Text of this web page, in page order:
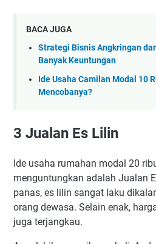
BACA JUGA
Strategi Bisnis Angkringan
Banyak Keuntungan
Ide Usaha Camilan Modal 10
Mencobanya?
3 Jualan Es Lilin
Ide usaha rumahan modal 20
menguntungkan adalah Jualan
panas, es lilin sangat laku
orang dewasa. Selain enak,
juga terjangkau.